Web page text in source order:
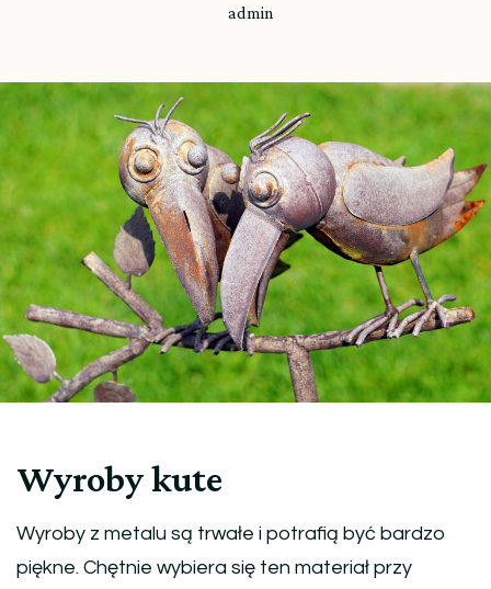
admin
Wyroby kute
Wyroby z metalu są trwałe i potrafią być bardzo
piękne. Chętnie wybiera się ten materiał przy